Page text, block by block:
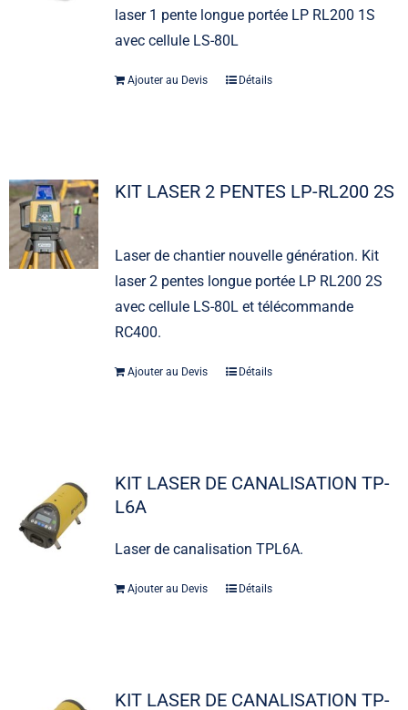
laser 1 pente longue portée LP RL200 1S
avec cellule LS-80L
Ajouter au Devis Détails
KIT LASER 2 PENTES LP-RL200 2S
Laser de chantier nouvelle génération. Kit
laser 2 pentes longue portée LP RL200 2S
avec cellule LS-80L et télécommande
RC400.
Ajouter au Devis Détails
KIT LASER DE CANALISATION TP-
L6A
Laser de canalisation TPL6A.
Ajouter au Devis Détails
KIT LASER DE CANALISATION TP-